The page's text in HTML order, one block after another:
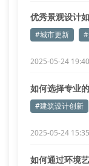
优秀景观设计
#城市更新
2025-05-24 19:40
如何选择专业
#建筑设计创新
2025-05-24 15:35
如何通过环境